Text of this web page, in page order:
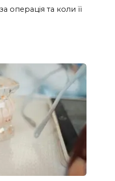
операція та коли її